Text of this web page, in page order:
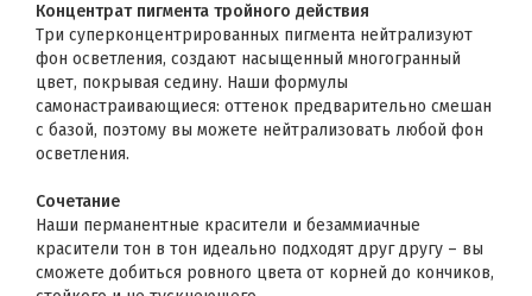
Концентрат пигмента тройного действия
Три суперконцентрированных пигмента нейтрализуют
фон осветления, создают насыщенный многогранный
цвет, покрывая седину. Наши формулы
самонастраивающиеся: оттенок предварительно смешан
с базой, поэтому вы можете нейтрализовать любой фон
осветления.
Сочетание
Наши перманентные красители и безаммиачные
красители тон в тон идеально подходят друг другу – вы
сможете добиться ровного цвета от корней до кончиков,